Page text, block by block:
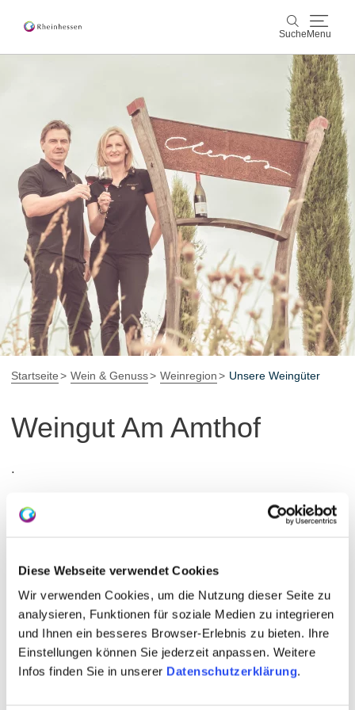
Diese Webseite verwendet Cookies
Wir verwenden Cookies, um die Nutzung dieser Seite zu
analysieren, Funktionen für soziale Medien zu integrieren
und Ihnen ein besseres Browser-Erlebnis zu bieten. Ihre
Einstellungen können Sie jederzeit anpassen. Weitere
Infos finden Sie in unserer Datenschutzerklärung.
Suche Menu
Suche
Wein & Genuss
Aktiv & Natur
Kultur & Städte
Veranstaltungen
Buchung & Service
Shop Rheinhessen-Blog Karte
Startseite Wein & Genuss Weinregion Unsere Weingüter
Weingut Am Amthof
.
Gästezimmer
Silvaner
Glühwein